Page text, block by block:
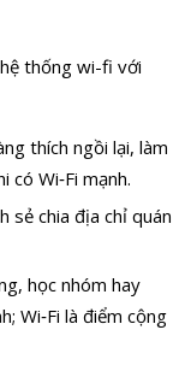
thống wi-fi với
thích ngồi lại, làm
Wi‑Fi mạnh.
sẻ chia địa chỉ quán
học nhóm hay
Wi‑Fi là điểm cộng